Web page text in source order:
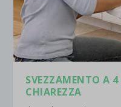
SVEZZAMENTO A
CHIAREZZA